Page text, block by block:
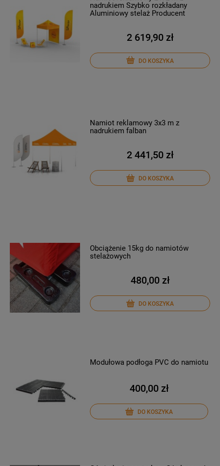
nadrukiem Szybko rozkładany
Aluminiowy stelaż Producent
2 619,90 zł
DO KOSZYKA
Namiot reklamowy 3x3 m z
nadrukiem falban
2 441,50 zł
DO KOSZYKA
Obciążenie 15kg do namiotów
stelażowych
480,00 zł
DO KOSZYKA
Modułowa podłoga PVC do namiotu
400,00 zł
DO KOSZYKA